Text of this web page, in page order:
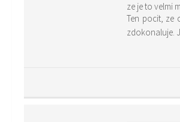
ze je to velmi
Ten pocit, ze
zdokonaluje.